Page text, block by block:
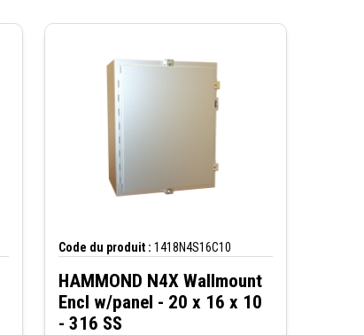
Code du produit : 1418N4S16C10
HAMMOND N4X Wallmount
Encl w/panel - 20 x 16 x 10
- 316 SS